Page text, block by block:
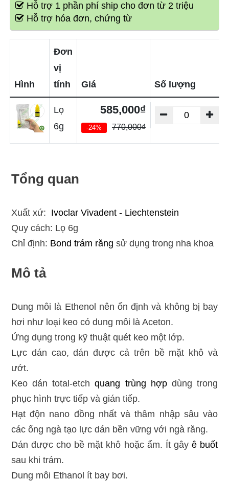
Hỗ trợ 1 phần phí ship cho đơn từ 2 triệu
Hỗ trợ hóa đơn, chứng từ
Hình
Đơn
vị
tính
Giá Số lượng
Lọ
6g
585,000₫
-24% 770,000₫
Tổng quan
Xuất xứ: Ivoclar Vivadent - Liechtenstein
Quy cách: Lọ 6g
Chỉ định: Bond trám răng sử dụng trong nha khoa
Mô tả
Dung môi là Ethenol nên ổn định và không bị bay
hơi như loại keo có dung môi là Aceton.
Ứng dụng trong kỹ thuật quét keo một lớp.
Lực dán cao, dán được cả trên bề mặt khô và
ướt.
Keo dán total-etchquang trùng hợpdùng trong
phục hình trực tiếp và gián tiếp.
Hạt độn nano đồng nhất và thâm nhập sâu vào
các ống ngà tạo lực dán bền vững với ngà răng.
Dán được cho bề mặt khô hoặc ẩm. Ít gây ê buốt
sau khi trám.
Dung môi Ethanol ít bay bơi.